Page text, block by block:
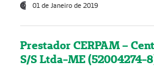
01 de Janeiro de 2019
Prestador CERPAM –
S/S Ltda-ME (52004274-